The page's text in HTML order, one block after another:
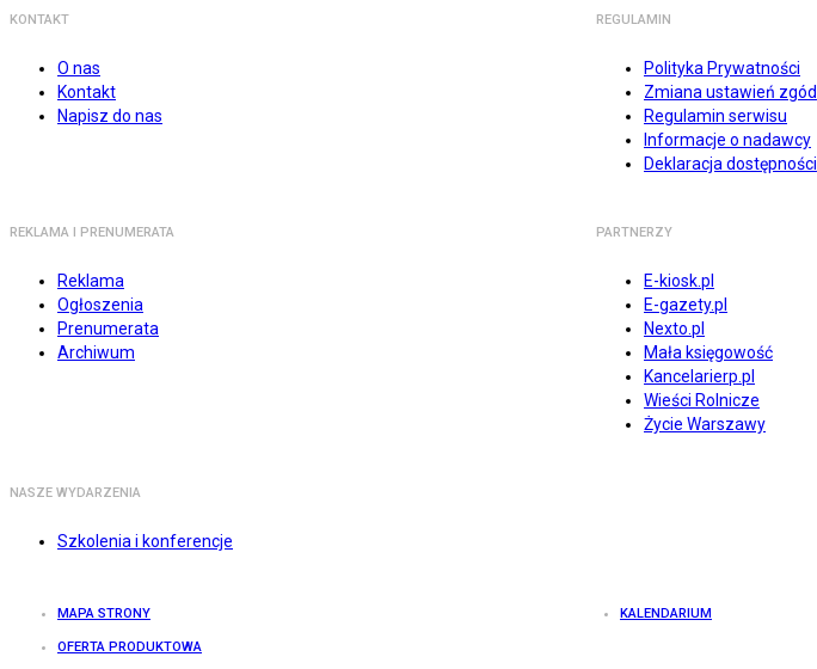
KONTAKT
O nas
Kontakt
Napisz do nas
REGULAMIN
Polityka Prywatności
Zmiana ustawień zgód
Regulamin serwisu
Informacje o nadawcy
Deklaracja dostępności
REKLAMA I PRENUMERATA
Reklama
Ogłoszenia
Prenumerata
Archiwum
PARTNERZY
E-kiosk.pl
E-gazety.pl
Nexto.pl
Mała księgowość
Kancelarierp.pl
Wieści Rolnicze
Życie Warszawy
NASZE WYDARZENIA
Szkolenia i konferencje
MAPA STRONY KALENDARIUM
OFERTA PRODUKTOWA